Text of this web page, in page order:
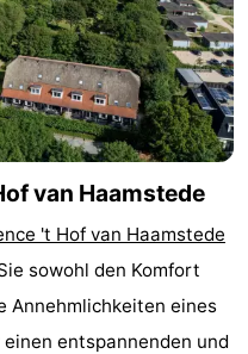
van Haamstede
't Hof van Haamstede
sowohl den Komfort
Annehmlichkeiten eines
entspannenden und